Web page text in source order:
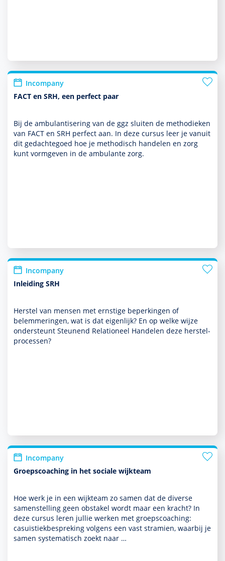
Incompany
FACT en SRH, een perfect paar
Bij de ambu­lantisering van de ggz sluiten de metho­dieken
van FACT en SRH perfect aan. In deze cursus leer je vanuit
dit gedachtegoed hoe je metho­disch han­delen en zorg
kunt vorm­geven in de ambu­lante zorg.
Incompany
Inleiding SRH
Herstel van mensen met ernstige beper­kingen of
belemmeringen, wat is dat eigenlijk? En op welke wijze
onder­steunt Steunend Relationeel Han­delen deze her­stel­
processen?
Incompany
Groepscoaching in het sociale wijkteam
Hoe werk je in een wijkteam zo samen dat de diverse
samenstelling geen obstakel wordt maar een kracht? In
deze cursus leren jullie werken met groepscoaching:
casuïstiekbespreking volgens een vast stramien, waarbij je
samen syste­ma­tisch zoekt naar …